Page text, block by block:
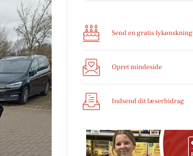
Send en gratis lykønskning
Opret mindeside
Indsend dit læserbidrag